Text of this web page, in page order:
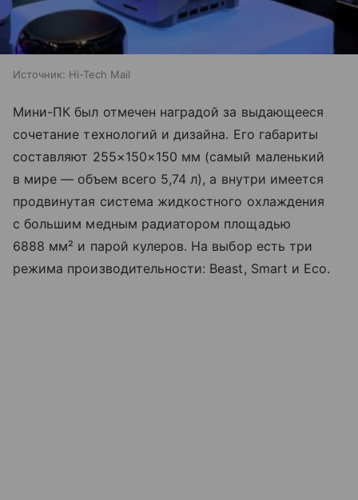
Источник: Hi-Tech Mail
Мини-ПК был отмечен наградой за выдающееся
сочетание технологий и дизайна. Его габариты
составляют 255×150×150 мм (самый маленький
в мире — объем всего 5,74 л), а внутри имеется
продвинутая система жидкостного охлаждения
с большим медным радиатором площадью
6888 мм² и парой кулеров. На выбор есть три
режима производительности: Beast, Smart и Eco.